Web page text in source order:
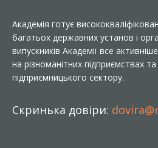
Академія готує
багатьох державних установ і
випускників Академії все
на різноманітних підприємствах та
підприємницького сектору.
Скринька довіри: